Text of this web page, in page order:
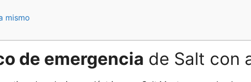
mismo
de emergencia de Salt con